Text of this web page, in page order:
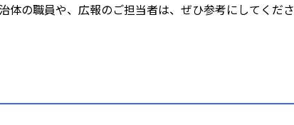
体の職員や、広報のご担当者は、ぜひ参考にしてくださ